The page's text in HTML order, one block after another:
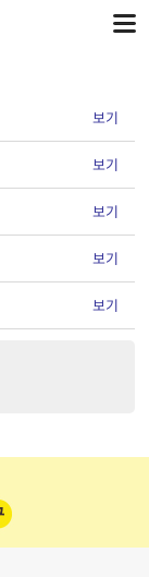
보기
보기
보기
보기
보기